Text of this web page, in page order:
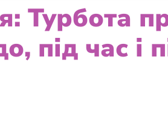
Турбота
під час і